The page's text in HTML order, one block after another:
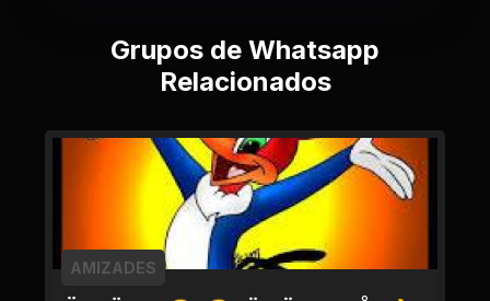
Grupos de Whatsapp
Relacionados
AMIZADES